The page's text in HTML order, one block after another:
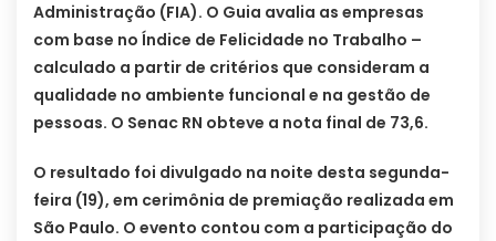
Administração (FIA). O Guia avalia as empresas
com base no Índice de Felicidade no Trabalho –
calculado a partir de critérios que consideram a
qualidade no ambiente funcional e na gestão de
pessoas. O Senac RN obteve a nota final de 73,6.
O resultado foi divulgado na noite desta segunda-
feira (19), em cerimônia de premiação realizada em
São Paulo. O evento contou com a participação do